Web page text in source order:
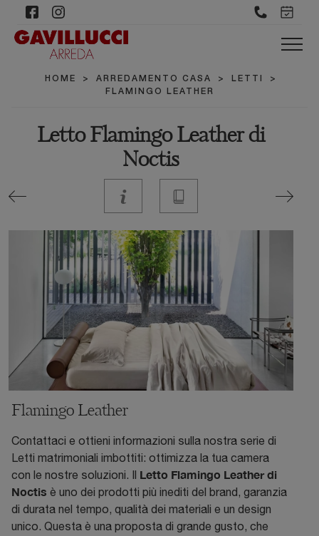
HOME > ARREDAMENTO CASA > LETTI
>
FLAMINGO LEATHER
Letto Flamingo Leather di
Noctis
Flamingo Leather
Contattaci e ottieni informazioni sulla nostra serie di
Letti matrimoniali imbottiti: ottimizza la tua camera
con le nostre soluzioni. Il Letto Flamingo Leather di
Noctis è uno dei prodotti più inediti del brand, garanzia
di durata nel tempo, qualità dei materiali e un design
unico. Questa è una proposta di grande gusto, che